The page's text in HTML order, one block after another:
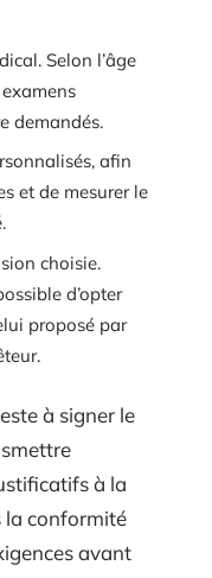
Selon l’âge
demandés.
afin
et de mesurer le
choisie.
d’opter
proposé par
à signer le
à la
la conformité
avant